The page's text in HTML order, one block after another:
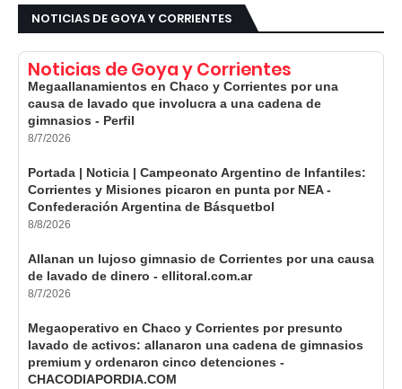
NOTICIAS DE GOYA Y CORRIENTES
Noticias de Goya y Corrientes
Megaallanamientos en Chaco y Corrientes por una
causa de lavado que involucra a una cadena de
gimnasios - Perfil
8/7/2026
Portada | Noticia | Campeonato Argentino de Infantiles:
Corrientes y Misiones picaron en punta por NEA -
Confederación Argentina de Básquetbol
8/8/2026
Allanan un lujoso gimnasio de Corrientes por una causa
de lavado de dinero - ellitoral.com.ar
8/7/2026
Megaoperativo en Chaco y Corrientes por presunto
lavado de activos: allanaron una cadena de gimnasios
premium y ordenaron cinco detenciones -
CHACODIAPORDIA.COM